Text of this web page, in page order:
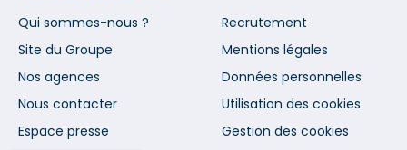
Qui sommes-nous ?
Site du Groupe
Nos agences
Nous contacter
Espace presse
Recrutement
Mentions légales
Données personnelles
Utilisation des cookies
Gestion des cookies